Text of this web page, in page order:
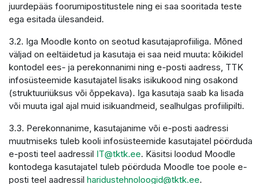
juurdepääs foorumipostitustele ning ei saa sooritada teste
ega esitada ülesandeid.
3.2. Iga Moodle konto on seotud kasutajaprofiiliga. Mõned
väljad on eeltäidetud ja kasutaja ei saa neid muuta: kõikidel
kontodel ees- ja perekonnanimi ning e-posti aadress, TTK
infosüsteemide kasutajatel lisaks isikukood ning osakond
(struktuuriüksus või õppekava). Iga kasutaja saab ka lisada
või muuta igal ajal muid isikuandmeid, sealhulgas profiilipilti.
3.3. Perekonnanime, kasutajanime või e-posti aadressi
muutmiseks tuleb kooli infosüsteemide kasutajatel pöörduda
e-posti teel aadressil IT@tktk.ee. Käsitsi loodud Moodle
kontodega kasutajatel tuleb pöörduda Moodle toe poole e-
posti teel aadressil haridustehnoloogid@tktk.ee.